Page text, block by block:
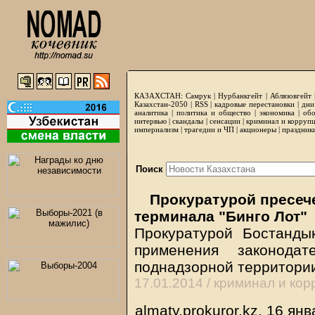
КАЗАХСТАН: Самрук |Нурбанкгейт | Аблязовгейт
Казахстан-2050 | RSS|кадровые перестановки|
аналитика | политика и общество | экономика |
интервью |скандалы | сенсации|криминал и
империализм | трагедии и ЧП | акционеры |
Поиск
Прокуратурой
терминала "Бинго Лот"
Прокуратурой
применения
поднадзорной
17.01.2014 / криминал и
almaty.prokuror.kz, 16